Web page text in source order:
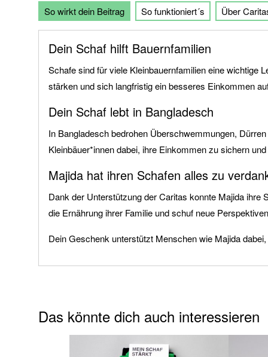
der
Bildgalerie
springen
So wirkt dein Beitrag
Dein Schaf hilft Bauernfamilien
Schafe sind für viele Kleinbauernfamilien eine wichtige
stärken und sich langfristig ein besseres Einkommen
Dein Schaf lebt in Bangladesch
In Bangladesch bedrohen Überschwemmungen,
Kleinbäuer*innen dabei, ihre Einkommen zu sichern
Majida hat ihren Schafen alles zu
Dank der Unterstützung der Caritas konnte Majida
die Ernährung ihrer Familie und schuf neue
Dein Geschenk unterstützt Menschen wie Majida
So funktioniert´s Über
Das könnte dich auch interessieren